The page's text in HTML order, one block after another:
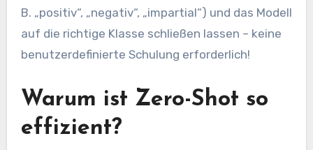
B. „positiv“, „negativ“, „impartial“) und das Modell
auf die richtige Klasse schließen lassen – keine
benutzerdefinierte Schulung erforderlich!
Warum ist Zero-Shot so
effizient?